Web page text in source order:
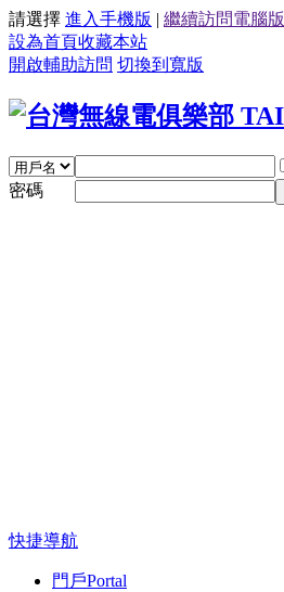
請選擇 進入手機版 | 繼續訪問電腦版
設為首頁收藏本站
開啟輔助訪問 切換到寬版
密碼
快捷導航
門戶Portal